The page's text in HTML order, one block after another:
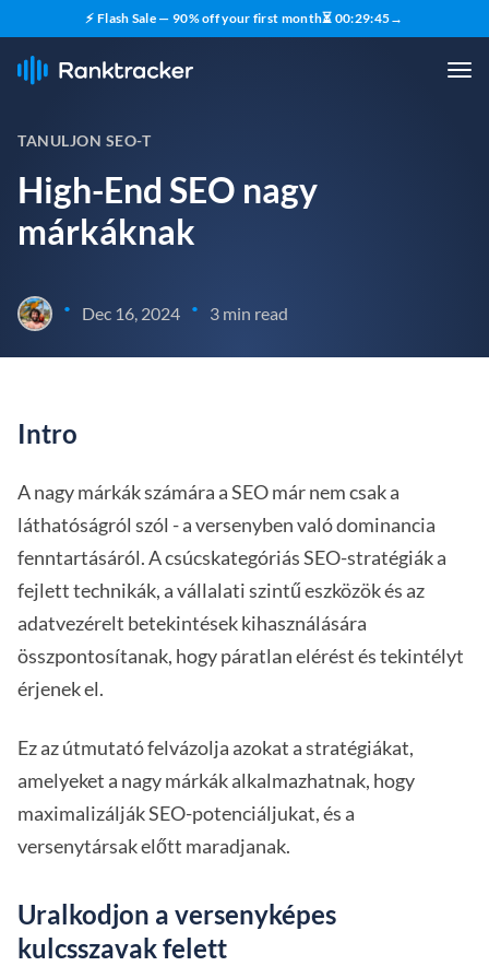
⚡ Flash Sale — 90% off your first month⏳ 00:29:44→
TANULJON SEO-T
High-End SEO nagy
márkáknak
• Dec 16, 2024 • 3 min read
Intro
A nagy márkák számára a SEO már nem csak a
láthatóságról szól - a versenyben való dominancia
fenntartásáról. A csúcskategóriás SEO-stratégiák a
fejlett technikák, a vállalati szintű eszközök és az
adatvezérelt betekintések kihasználására
összpontosítanak, hogy páratlan elérést és tekintélyt
érjenek el.
Ez az útmutató felvázolja azokat a stratégiákat,
amelyeket a nagy márkák alkalmazhatnak, hogy
maximalizálják SEO-potenciáljukat, és a
versenytársak előtt maradjanak.
Uralkodjon a versenyképes
kulcsszavak felett